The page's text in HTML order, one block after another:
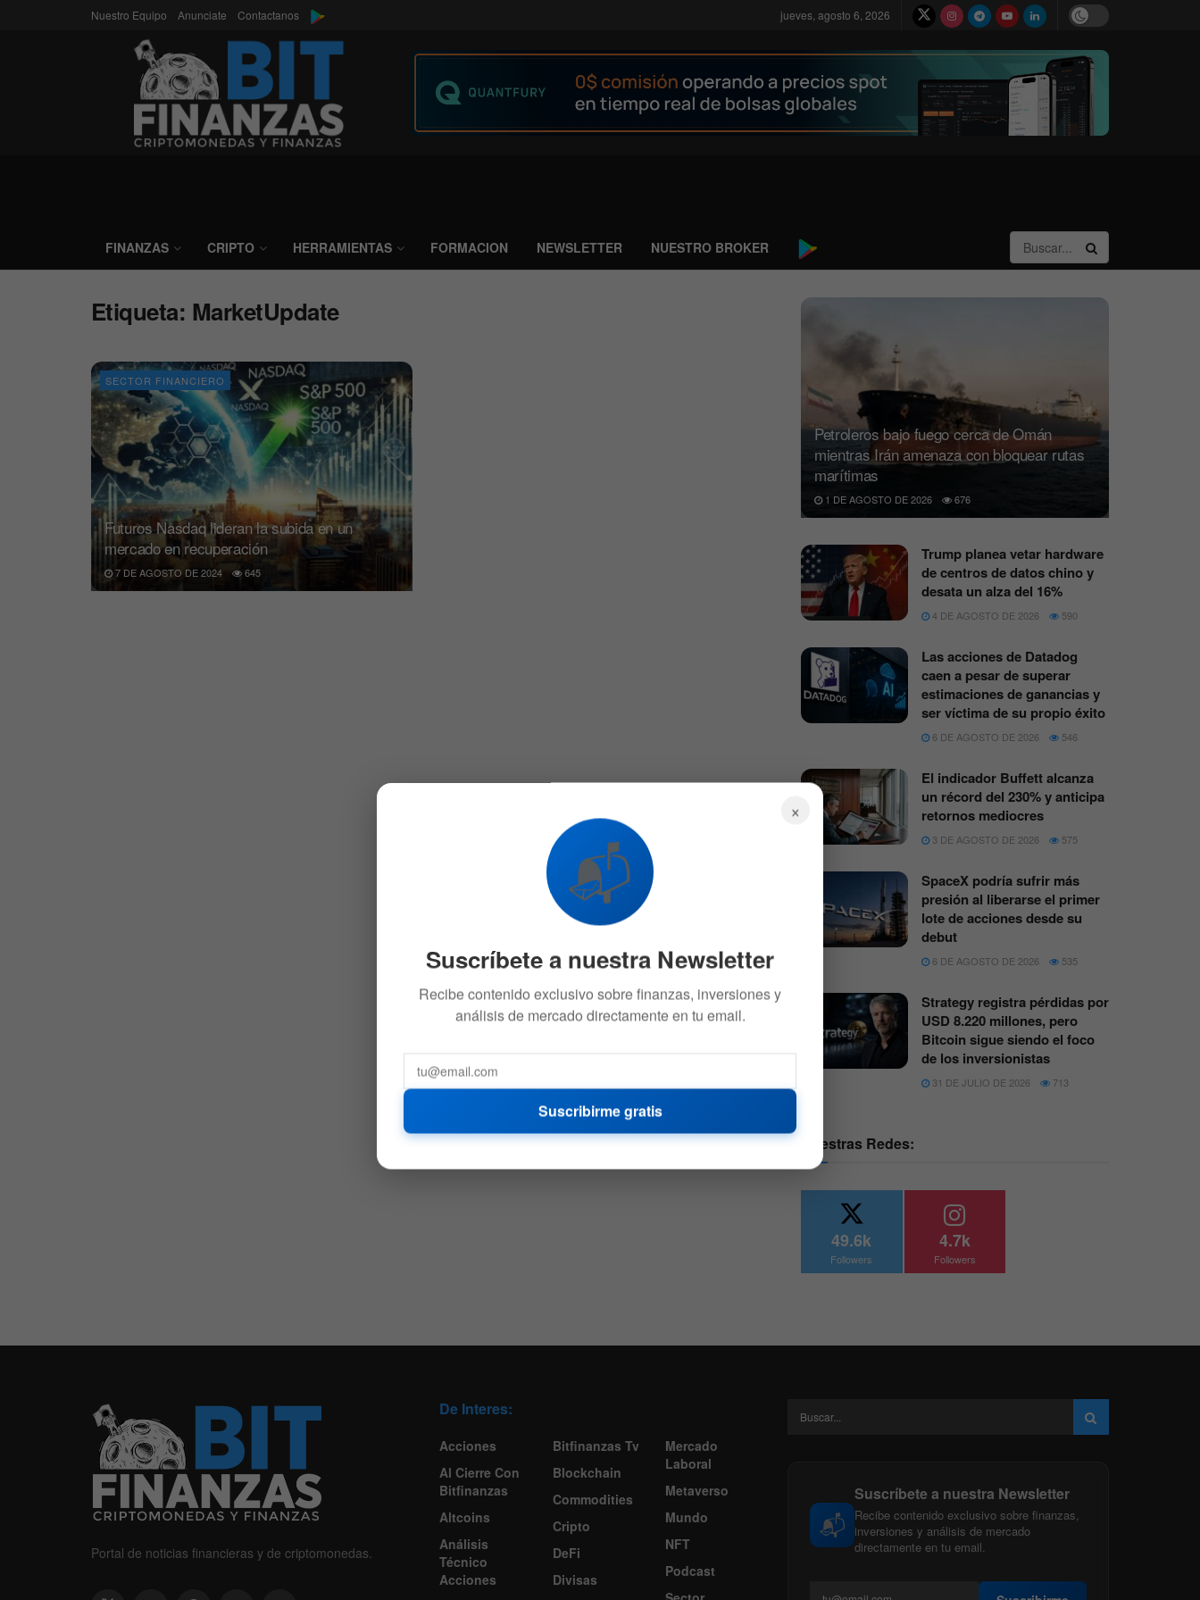
Nuestro Equipo Anunciate Contactanos jueves, agosto 6, 2026
FINANZAS CRIPTO HERRAMIENTAS FORMACION NEWSLETTER NUESTRO BROKER
Etiqueta: MarketUpdate
SECTOR FINANCIERO
Futuros Nasdaq lideran la subida en un
mercado en recuperación
7 DE AGOSTO DE 2024 645
Petroleros bajo fuego cerca de Omán
mientras Irán amenaza con bloquear rutas
marítimas
1 DE AGOSTO DE 2026 676
Trump planea vetar hardware
de centros de datos chino y
desata un alza del 16%
4 DE AGOSTO DE 2026 590
Las acciones de Datadog
caen a pesar de superar
estimaciones de ganancias y
ser víctima de su propio éxito
6 DE AGOSTO DE 2026 546
El indicador Buffett alcanza
un récord del 230% y anticipa
retornos mediocres
3 DE AGOSTO DE 2026 575
SpaceX podría sufrir más
presión al liberarse el primer
lote de acciones desde su
debut
6 DE AGOSTO DE 2026 535
Strategy registra pérdidas por
USD 8.220 millones, pero
Bitcoin sigue siendo el foco
de los inversionistas
31 DE JULIO DE 2026 713
Nuestras Redes:
49.6k
Followers
4.7k
Followers
Portal de noticias financieras y de criptomonedas.
De Interes:
Acciones
Al Cierre Con
Bitfinanzas
Altcoins
Análisis
Técnico
Acciones
Bitfinanzas Tv
Blockchain
Commodities
Cripto
DeFi
Divisas
Mercado
Laboral
Metaverso
Mundo
NFT
Podcast
📬
Suscríbete a nuestra Newsletter
Recibe contenido exclusivo sobre finanzas,
inversiones y análisis de mercado
directamente en tu email.
×
📬
Suscríbete a nuestra Newsletter
Recibe contenido exclusivo sobre finanzas, inversiones y
análisis de mercado directamente en tu email.
Suscribirme gratis